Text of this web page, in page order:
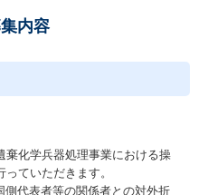
内容
棄化学兵器処理事業における操
ていただきます。
代表者等の関係者との対外折